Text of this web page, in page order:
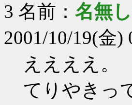
3 名前： 名無
2001/10/19(金)
ええええ。
てりやきっ